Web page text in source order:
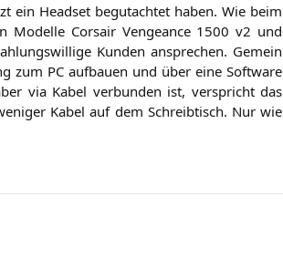
ein Head­set begut­ach­tet haben. Wie beim
Model­le Cor­sair Ven­ge­an­ce 1500 v2 und
Kun­den anspre­chen. Gemein
zum PCauf­bau­en und über eine Soft­ware
via Kabel ver­bun­den ist, ver­spricht das
Kabel auf dem Schreib­tisch. Nur wie